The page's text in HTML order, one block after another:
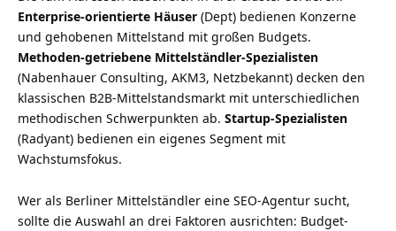
Enterprise-orientierte Häuser (Dept) bedienen Konzerne
und gehobenen Mittelstand mit großen Budgets.
Methoden-getriebene Mittelständler-Spezialisten
(Nabenhauer Consulting, AKM3, Netzbekannt) decken den
klassischen B2B-Mittelstandsmarkt mit unterschiedlichen
methodischen Schwerpunkten ab. Startup-Spezialisten
(Radyant) bedienen ein eigenes Segment mit
Wachstumsfokus.
Wer als Berliner Mittelständler eine SEO-Agentur sucht,
sollte die Auswahl an drei Faktoren ausrichten: Budget-